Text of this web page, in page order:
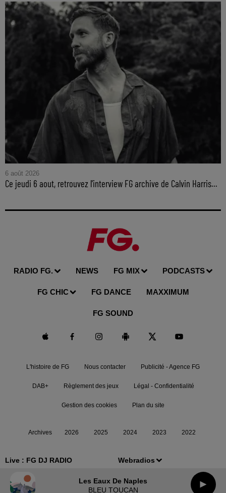
Live : FG DJ RADIO Webradios
Les Eaux De Naples
BLEU TOUCAN
6 août 2026
Ce jeudi 6 aout, retrouvez l'interview FG archive de Calvin Harris...
RADIO FG. NEWS FG MIX PODCASTS
FG CHIC FG DANCE MAXXIMUM
FG SOUND
L'histoire de FG Nous contacter Publicité - Agence FG
DAB+ Règlement des jeux Légal - Confidentialité
Gestion des cookies Plan du site
Archives 2026 2025 2024 2023 2022